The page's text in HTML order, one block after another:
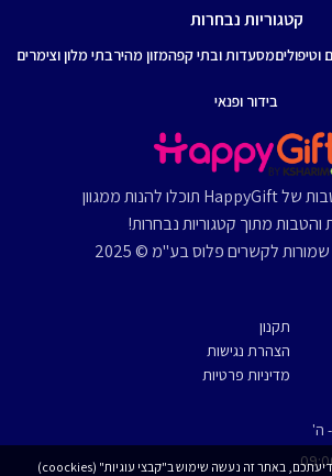
קטגוריות נבחרות
וטיפוליםמסעדות ובתי קפהמזון מהירבתי מלון וצימרים
בידור ופנאי
במועדון ההטבות של HappyGift תוכלו להנות ממגוון
והטבות מתוך קטגוריות נבחרות!
לקשרים פלוס בע"מ © 2025
תקנון
הצהרת נגישות
מדיניות פרטיות
ה'
הפרטיות שלכם חשובה לנו לידיעתכם, באתר זה נעשה שימוש ב"קבצי עוגיות" (coockies)